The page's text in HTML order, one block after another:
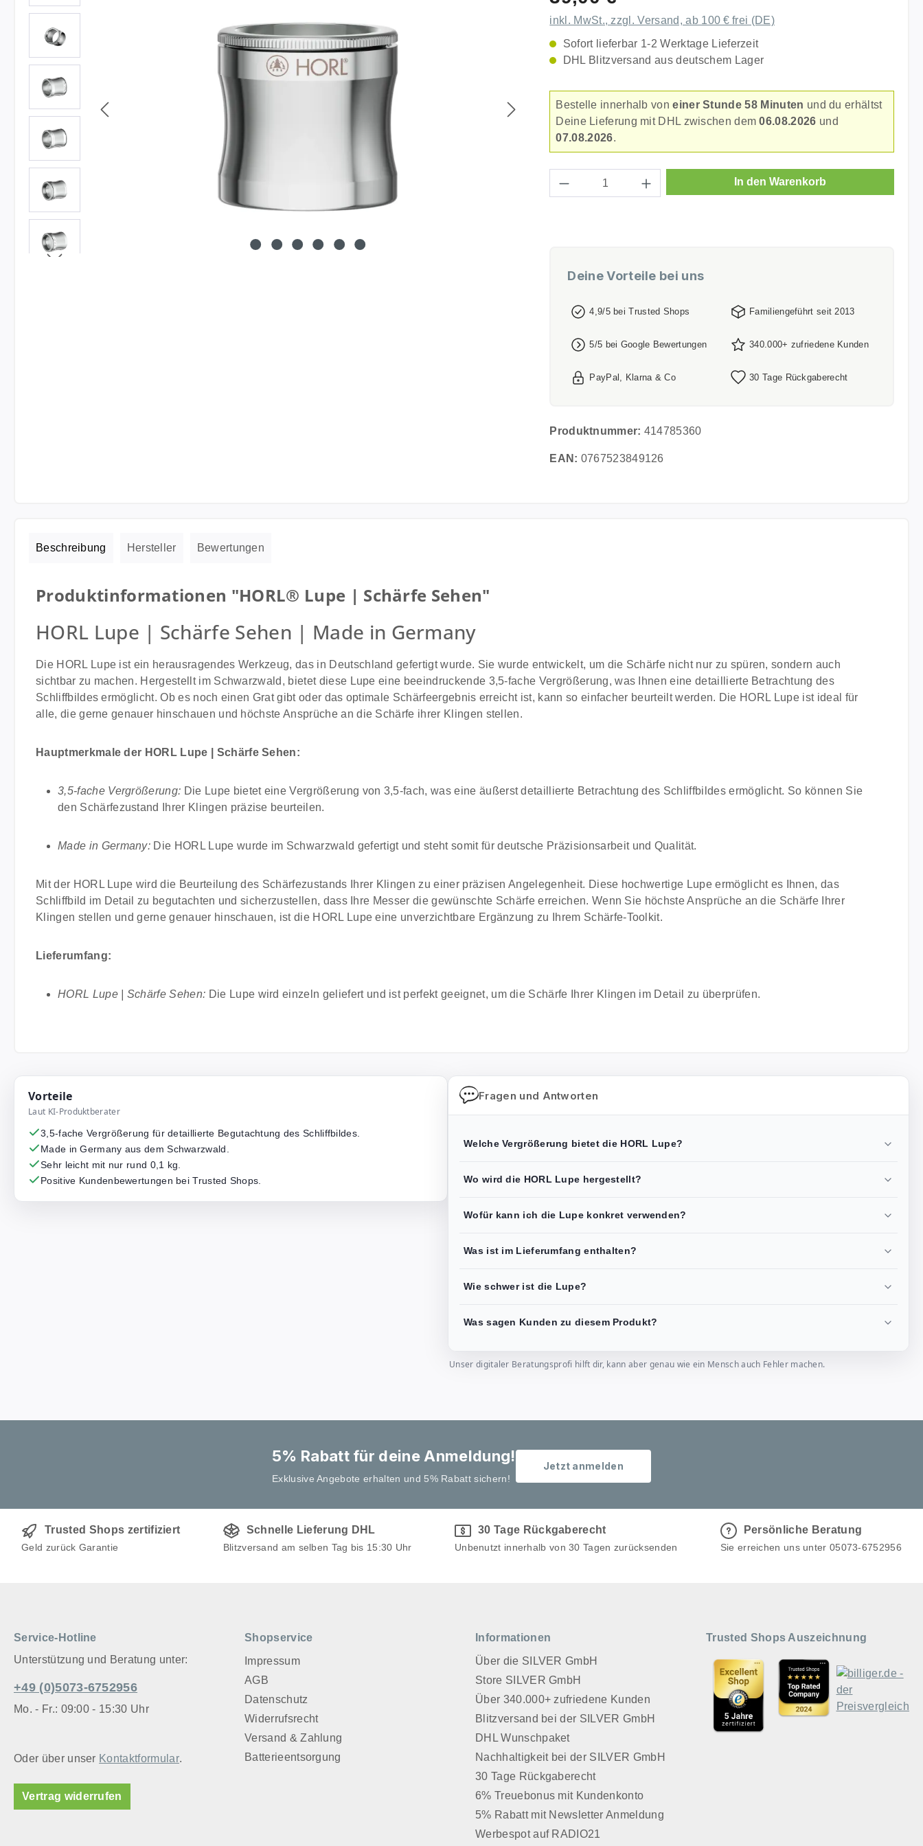
inkl. MwSt., zzgl. Versand, ab 100 € frei (DE)
Sofort lieferbar 1-2 Werktage Lieferzeit
DHL Blitzversand aus deutschem Lager
Bestelle innerhalb voneiner Stunde 58 Minuten und du erhältst
Deine Lieferung mit DHL zwischen dem06.08.2026 und
07.08.2026.
Produkt Anzahl: Gib den gewünschten Wert ein
In den Warenkorb
Deine Vorteile bei uns
4,9/5 bei Trusted Shops Familiengeführt seit 2013
5/5 bei Google Bewertungen 340.000+ zufriedene Kunden
PayPal, Klarna & Co 30 Tage Rückgaberecht
Produktnummer: 414785360
EAN: 0767523849126
Beschreibung Hersteller Bewertungen
Produktinformationen "HORL® Lupe | Schärfe Sehen"
HORL Lupe | Schärfe Sehen | Made in Germany
Die HORL Lupe ist ein herausragendes Werkzeug, das in Deutschland gefertigt wurde. Sie wurde entwickelt, um die Schärfe nicht nur zu spüren, sondern auch
sichtbar zu machen. Hergestellt im Schwarzwald, bietet diese Lupe eine beeindruckende 3,5-fache Vergrößerung, was Ihnen eine detaillierte Betrachtung des
Schliffbildes ermöglicht. Ob es noch einen Grat gibt oder das optimale Schärfeergebnis erreicht ist, kann so einfacher beurteilt werden. Die HORL Lupe ist ideal für
alle, die gerne genauer hinschauen und höchste Ansprüche an die Schärfe ihrer Klingen stellen.
Hauptmerkmale der HORL Lupe | Schärfe Sehen:
3,5-fache Vergrößerung: Die Lupe bietet eine Vergrößerung von 3,5-fach, was eine äußerst detaillierte Betrachtung des Schliffbildes ermöglicht. So können Sie
den Schärfezustand Ihrer Klingen präzise beurteilen.
Made in Germany: Die HORL Lupe wurde im Schwarzwald gefertigt und steht somit für deutsche Präzisionsarbeit und Qualität.
Mit der HORL Lupe wird die Beurteilung des Schärfezustands Ihrer Klingen zu einer präzisen Angelegenheit. Diese hochwertige Lupe ermöglicht es Ihnen, das
Schliffbild im Detail zu begutachten und sicherzustellen, dass Ihre Messer die gewünschte Schärfe erreichen. Wenn Sie höchste Ansprüche an die Schärfe Ihrer
Klingen stellen und gerne genauer hinschauen, ist die HORL Lupe eine unverzichtbare Ergänzung zu Ihrem Schärfe-Toolkit.
Lieferumfang:
HORL Lupe | Schärfe Sehen: Die Lupe wird einzeln geliefert und ist perfekt geeignet, um die Schärfe Ihrer Klingen im Detail zu überprüfen.
Vorteile
Laut KI-Produktberater
3,5-fache Vergrößerung für detaillierte Begutachtung des Schliffbildes.
Made in Germany aus dem Schwarzwald.
Sehr leicht mit nur rund 0,1 kg.
Positive Kundenbewertungen bei Trusted Shops.
Fragen und Antworten
Welche Vergrößerung bietet die HORL Lupe?
Wo wird die HORL Lupe hergestellt?
Wofür kann ich die Lupe konkret verwenden?
Was ist im Lieferumfang enthalten?
Wie schwer ist die Lupe?
Was sagen Kunden zu diesem Produkt?
Unser digitaler Beratungsprofi hilft dir, kann aber genau wie ein Mensch auch Fehler machen.
5% Rabatt für deine Anmeldung!
Exklusive Angebote erhalten und 5% Rabatt sichern!
Jetzt anmelden
Trusted Shops zertifiziert
Geld zurück Garantie
Schnelle Lieferung DHL
Blitzversand am selben Tag bis 15:30 Uhr
30 Tage Rückgaberecht
Unbenutzt innerhalb von 30 Tagen zurücksenden
Persönliche Beratung
Sie erreichen uns unter 05073-6752956
Service-Hotline
Unterstützung und Beratung unter:
+49 (0)5073-6752956
Mo. - Fr.: 09:00 - 15:30 Uhr
Oder über unser Kontaktformular.
Vertrag widerrufen
Shopservice
Impressum
AGB
Datenschutz
Widerrufsrecht
Versand & Zahlung
Batterieentsorgung
Informationen
Über die SILVER GmbH
Store SILVER GmbH
Über 340.000+ zufriedene Kunden
Blitzversand bei der SILVER GmbH
DHL Wunschpaket
Nachhaltigkeit bei der SILVER GmbH
30 Tage Rückgaberecht
6% Treuebonus mit Kundenkonto
5% Rabatt mit Newsletter Anmeldung
Werbespot auf RADIO21
Trusted Shops Auszeichnung